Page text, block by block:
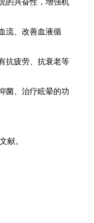
的兴奋性，增强机
流、改善血液循
抗疲劳、抗衰老等
菌、治疗眩晕的功
献。